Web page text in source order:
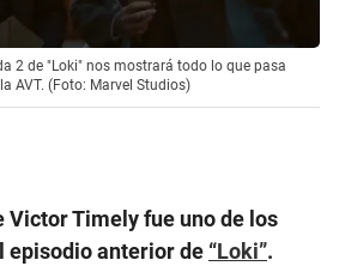
2 de "Loki" nos mostrará todo lo que pasa
AVT. (Foto: Marvel Studios)
Victor Timely fue uno de los
episodio anterior de “Loki”.